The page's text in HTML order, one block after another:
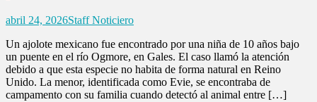
abril 24, 2026Staff Noticiero
Un ajolote mexicano fue encontrado por una niña de 10 años bajo
un puente en el río Ogmore, en Gales. El caso llamó la atención
debido a que esta especie no habita de forma natural en Reino
Unido. La menor, identificada como Evie, se encontraba de
campamento con su familia cuando detectó al animal entre […]